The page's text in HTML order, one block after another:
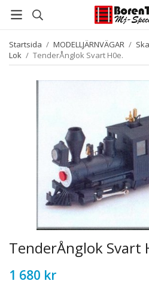
Startsida / MODELLJÄRNVÄGAR /
Lok / TenderÅnglok Svart H0e.
TenderÅnglok Svart
1 680 kr